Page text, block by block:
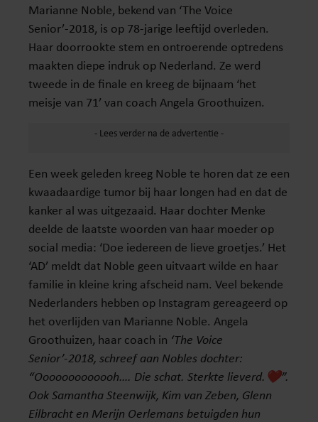
Marianne Noble, bekend van ‘The Voice
Senior’-2018, is op 78-jarige leeftijd overleden.
Haar doorrookte stem en ontroerende optredens
maakten diepe indruk op Nederland. Ze werd
tweede in de finale en kreeg de bijnaam ‘het
meisje van 71’ van coach Angela Groothuizen.
Een week geleden kreeg Noble te horen dat ze een
kwaadaardige tumor bij haar longen had en dat de
kanker al was uitgezaaid. Haar dochter Menke
deelde de laatste woorden van haar moeder op
social media: ‘Doe iedereen de lieve groetjes.’ Het
‘AD’ meldt dat Noble geen uitvaart wilde en haar
familie in kleine kring afscheid nam. Veel bekende
Nederlanders hebben op Instagram gereageerd op
het overlijden van Marianne Noble. Angela
Groothuizen, haar coach in ‘The Voice
Senior’-2018, schreef aan Nobles dochter:
“Ooooooooooooh…. Die schat. Sterkte lieverd.❤️”.
Ook Samantha Steenwijk, Kim van Zeben, Glenn
Eilbracht en Merijn Oerlemans betuigden hun